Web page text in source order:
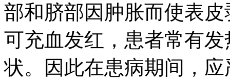
部和脐部因肿胀而使表
可充血发红，患者常有
状。因此在患病期间，